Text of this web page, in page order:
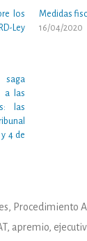
los
Ley
Medidas
16/04/2020
a las
las
4 de
, Procedimiento
, apremio,